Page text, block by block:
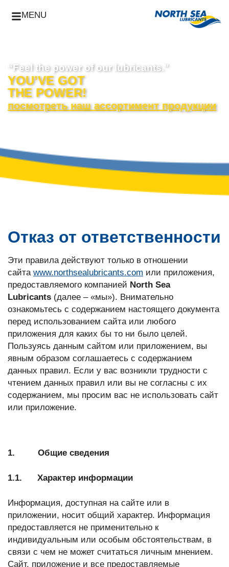
MENU
“Feel the power of our lubricants."
YOU’VE GOT
THE POWER!
посмотреть наш ассортимент продукции
Отказ от ответственности
Эти правила действуют только в отношении
сайта www.northsealubricants.com или приложения,
предоставляемого компанией North Sea
Lubricants (далее – «мы»). Внимательно
ознакомьтесь с содержанием настоящего документа
перед использованием сайта или любого
приложения для каких бы то ни было целей.
Пользуясь данным сайтом или приложением, вы
явным образом соглашаетесь с содержанием
данных правил. Если у вас возникли трудности с
чтением данных правил или вы не согласны с их
содержанием, мы просим вас не использовать сайт
или приложение.
1. Общие сведения
1.1. Характер информации
Информация, доступная на сайте или в
приложении, носит общий характер. Информация
предоставляется не применительно к
индивидуальным или особым обстоятельствам, в
связи с чем не может считаться личным мнением.
Сайт, приложение и все предоставляемые